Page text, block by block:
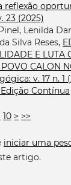
reflexão
23 (2025)
Lenilda
Silva Reses,
E LUTA
CALON
v. 17 n. 1
Contínua
10 > >>
iniciar uma
artigo.